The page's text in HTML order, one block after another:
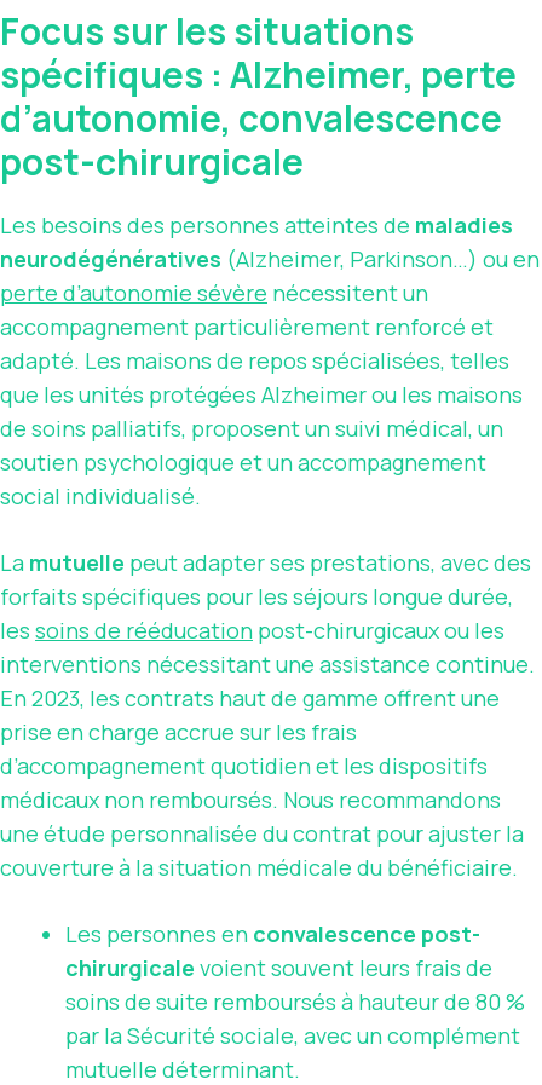
Focus sur les situations
spécifiques : Alzheimer, perte
d’autonomie, convalescence
post-chirurgicale
Les besoins des personnes atteintes de maladies
neurodégénératives (Alzheimer, Parkinson…) ou en
perte d’autonomie sévère nécessitent un
accompagnement particulièrement renforcé et
adapté. Les maisons de repos spécialisées, telles
que les unités protégées Alzheimer ou les maisons
de soins palliatifs, proposent un suivi médical, un
soutien psychologique et un accompagnement
social individualisé.
La mutuelle peut adapter ses prestations, avec des
forfaits spécifiques pour les séjours longue durée,
les soins de rééducation post-chirurgicaux ou les
interventions nécessitant une assistance continue.
En 2023, les contrats haut de gamme offrent une
prise en charge accrue sur les frais
d’accompagnement quotidien et les dispositifs
médicaux non remboursés. Nous recommandons
une étude personnalisée du contrat pour ajuster la
couverture à la situation médicale du bénéficiaire.
Les personnes en convalescence post-
chirurgicale voient souvent leurs frais de
soins de suite remboursés à hauteur de 80 %
par la Sécurité sociale, avec un complément
mutuelle déterminant.